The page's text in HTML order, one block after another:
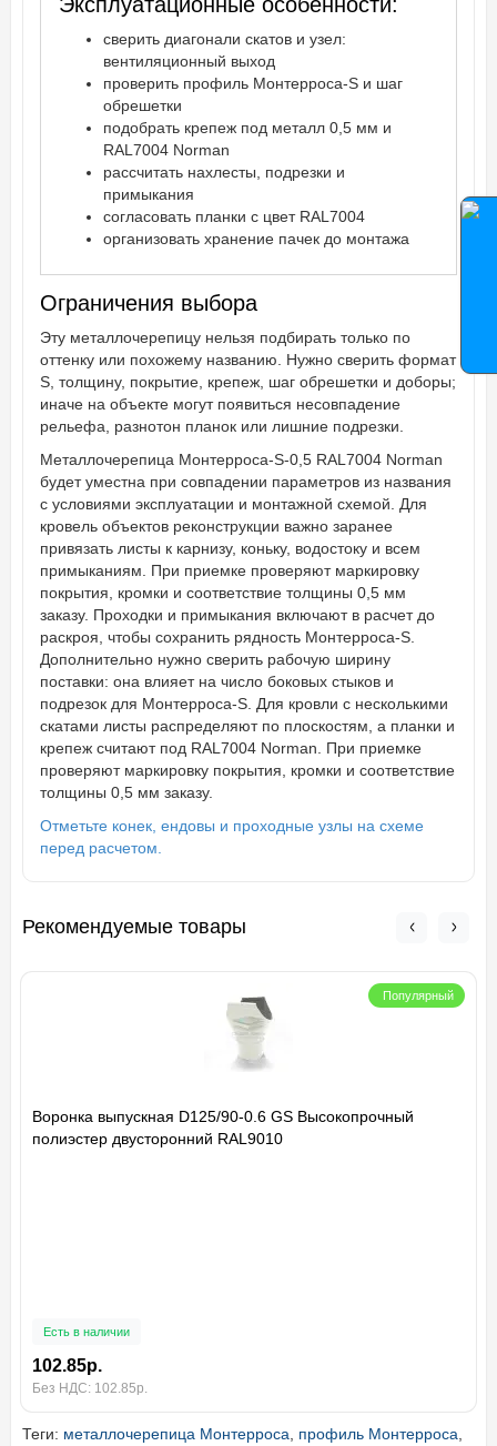
Эксплуатационные особенности:
сверить диагонали скатов и узел:
вентиляционный выход
проверить профиль Монтерроса-S и шаг
обрешетки
подобрать крепеж под металл 0,5 мм и
RAL7004 Norman
рассчитать нахлесты, подрезки и
примыкания
согласовать планки с цвет RAL7004
организовать хранение пачек до монтажа
Ограничения выбора
Эту металлочерепицу нельзя подбирать только по
оттенку или похожему названию. Нужно сверить формат
S, толщину, покрытие, крепеж, шаг обрешетки и доборы;
иначе на объекте могут появиться несовпадение
рельефа, разнотон планок или лишние подрезки.
Металлочерепица Монтерроса-S-0,5 RAL7004 Norman
будет уместна при совпадении параметров из названия
с условиями эксплуатации и монтажной схемой. Для
кровель объектов реконструкции важно заранее
привязать листы к карнизу, коньку, водостоку и всем
примыканиям. При приемке проверяют маркировку
покрытия, кромки и соответствие толщины 0,5 мм
заказу. Проходки и примыкания включают в расчет до
раскроя, чтобы сохранить рядность Монтерроса-S.
Дополнительно нужно сверить рабочую ширину
поставки: она влияет на число боковых стыков и
подрезок для Монтерроса-S. Для кровли с несколькими
скатами листы распределяют по плоскостям, а планки и
крепеж считают под RAL7004 Norman. При приемке
проверяют маркировку покрытия, кромки и соответствие
толщины 0,5 мм заказу.
Отметьте конек, ендовы и проходные узлы на схеме
перед расчетом.
Рекомендуемые товары
Популярный
Воронка выпускная D125/90-0.6 GS Высокопрочный
полиэстер двусторонний RAL9010
Есть в наличии
102.85р.
Без НДС: 102.85р.
Теги: металлочерепица Монтерроса, профиль Монтерроса,